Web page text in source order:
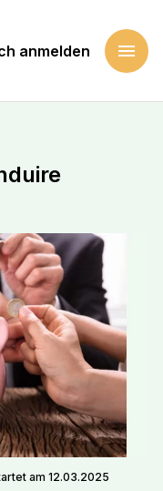
anmelden menu
am 12.03.2025